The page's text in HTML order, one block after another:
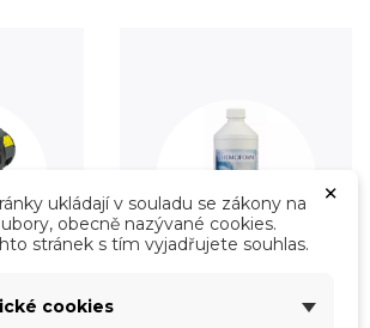
×
ukládají v souladu se zákony na
obecně nazývané cookies.
stránek s tím vyjadřujete souhlas.
cookies